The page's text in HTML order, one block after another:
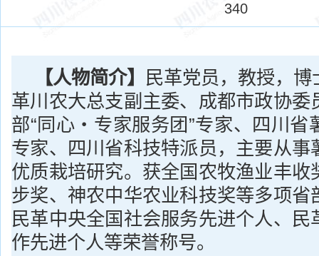
340
【人物简介】 民革党员，教授，
革川农大总支副主委、成都市政协委
部“同心・专家服务团”专家、四川省
专家、四川省科技特派员，主要从事
优质栽培研究。获全国农牧渔业丰收
步奖、神农中华农业科技奖等多项省
民革中央全国社会服务先进个人、民
作先进个人等荣誉称号。